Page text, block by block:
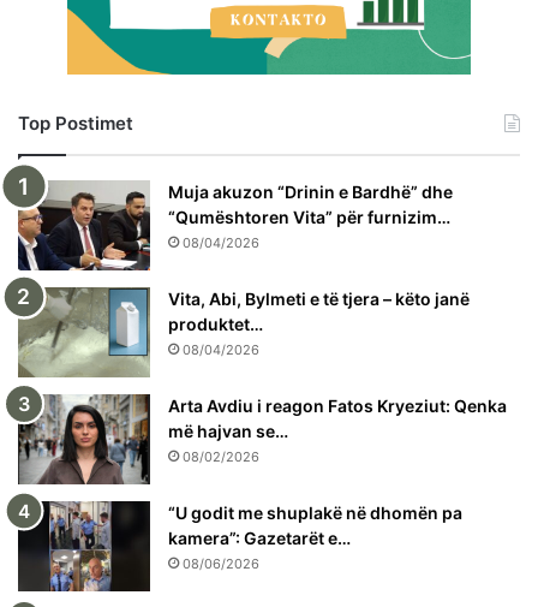
Top Postimet
Muja akuzon “Drinin e Bardhë” dhe
“Qumështoren Vita” për furnizim…
08/04/2026
Vita, Abi, Bylmeti e të tjera – këto janë
produktet…
08/04/2026
Arta Avdiu i reagon Fatos Kryeziut: Qenka
më hajvan se…
08/02/2026
“U godit me shuplakë në dhomën pa
kamera”: Gazetarët e…
08/06/2026